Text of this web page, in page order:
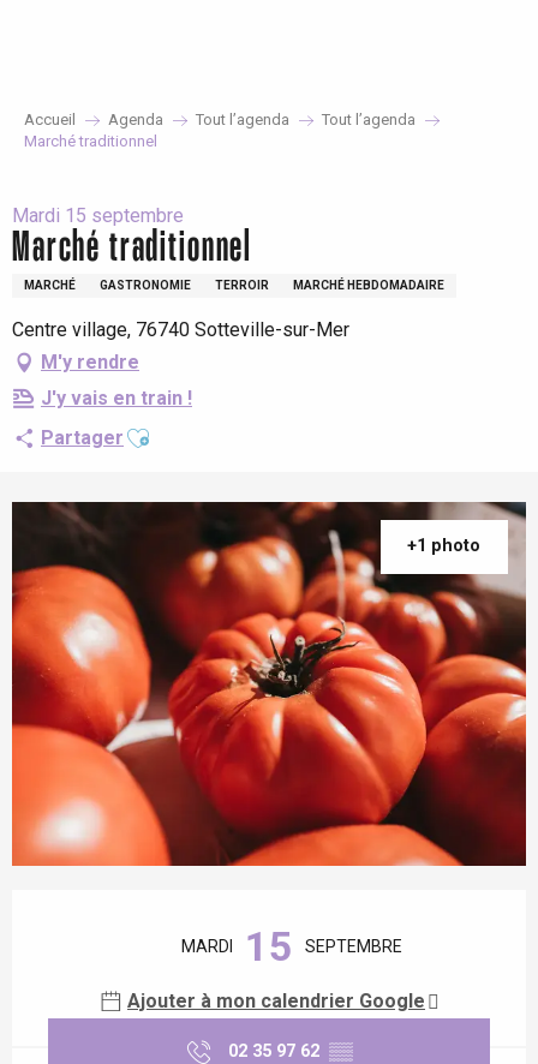
Accueil Agenda Tout l’agenda
Tout l’agenda
Marché traditionnel
Mardi 15 septembre
Marché traditionnel
MARCHÉ GASTRONOMIE TERROIR MARCHÉ HEBDOMADAIRE
Centre village, 76740 Sotteville-sur-Mer
M'y rendre
J'y vais en train !
Partager Ajouter aux favoris
+1 photo
MARDI 15 SEPTEMBRE
Ajouter à mon calendrier Google
02 35 97 62 ▒▒